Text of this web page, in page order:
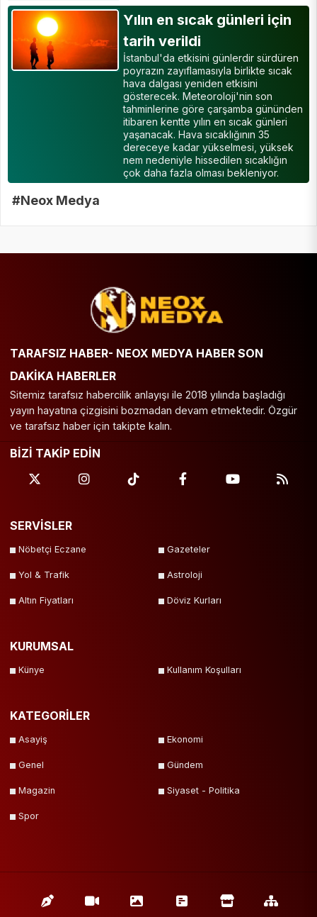
Yılın en sıcak günleri için
tarih verildi
İstanbul'da etkisini günlerdir sürdüren
poyrazın zayıflamasıyla birlikte sıcak
hava dalgası yeniden etkisini
gösterecek. Meteoroloji'nin son
tahminlerine göre çarşamba gününden
itibaren kentte yılın en sıcak günleri
yaşanacak. Hava sıcaklığının 35
dereceye kadar yükselmesi, yüksek
nem nedeniyle hissedilen sıcaklığın
çok daha fazla olması bekleniyor.
#Neox Medya
TARAFSIZ HABER- NEOX MEDYA HABER SON
DAKİKA HABERLER
Sitemiz tarafsız habercilik anlayışı ile 2018 yılında başladığı
yayın hayatına çizgisini bozmadan devam etmektedir. Özgür
ve tarafsız haber için takipte kalın.
BİZİ TAKİP EDİN
SERVİSLER
Nöbetçi Eczane Gazeteler
Yol & Trafik Astroloji
Altın Fiyatları Döviz Kurları
KURUMSAL
Künye Kullanım Koşulları
KATEGORİLER
Asayiş Ekonomi
Genel Gündem
Magazin Siyaset - Politika
Spor